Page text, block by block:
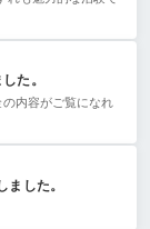
た。
内容がご覧になれ
ました。